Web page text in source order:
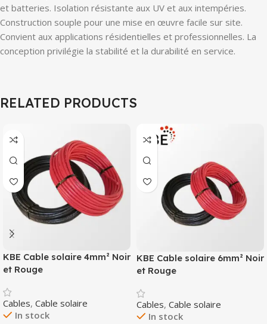
et batteries. Isolation résistante aux UV et aux intempéries.
Construction souple pour une mise en œuvre facile sur site.
Convient aux applications résidentielles et professionnelles. La
conception privilégie la stabilité et la durabilité en service.
RELATED PRODUCTS
KBE Cable solaire 4mm² Noir
et Rouge
Cables, Cable solaire
In stock
KBE Cable solaire 6mm² Noir
et Rouge
Cables, Cable solaire
In stock